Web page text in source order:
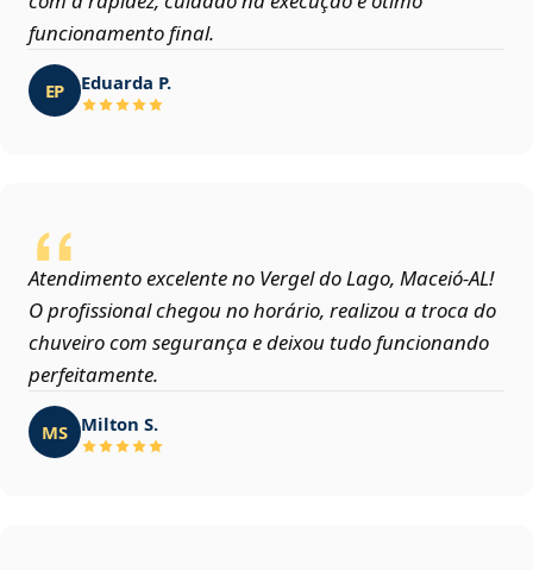
funcionamento final.
EP Eduarda P.
Atendimento excelente no Vergel do Lago, Maceió‑AL!
O profissional chegou no horário, realizou a troca do
chuveiro com segurança e deixou tudo funcionando
perfeitamente.
MS Milton S.